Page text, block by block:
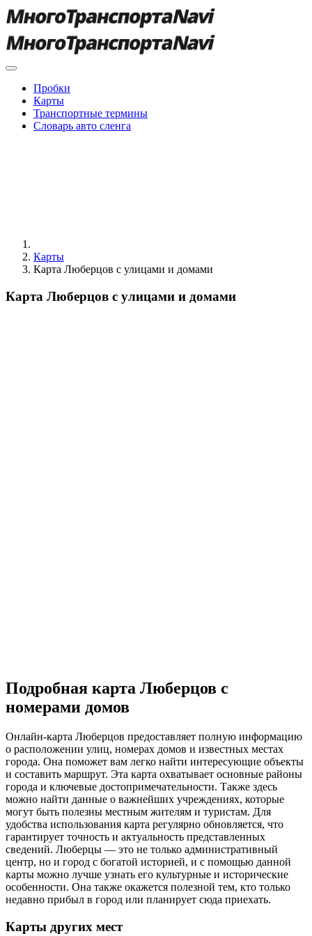
Пробки
Карты
Транспортные термины
Словарь авто сленга
Карты
Карта Люберцов с улицами и домами
Карта Люберцов с улицами и домами
Подробная карта Люберцов с
номерами домов
Онлайн-карта Люберцов предоставляет полную информацию
о расположении улиц, номерах домов и известных местах
города. Она поможет вам легко найти интересующие объекты
и составить маршрут. Эта карта охватывает основные районы
города и ключевые достопримечательности. Также здесь
можно найти данные о важнейших учреждениях, которые
могут быть полезны местным жителям и туристам. Для
удобства использования карта регулярно обновляется, что
гарантирует точность и актуальность представленных
сведений. Люберцы — это не только административный
центр, но и город с богатой историей, и с помощью данной
карты можно лучше узнать его культурные и исторические
особенности. Она также окажется полезной тем, кто только
недавно прибыл в город или планирует сюда приехать.
Карты других мест